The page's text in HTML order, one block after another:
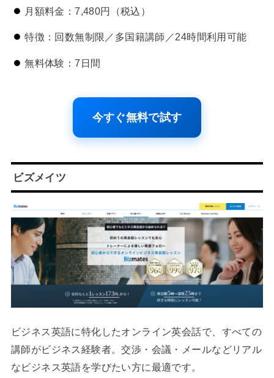
月額料金：7,480円（税込）
特徴：回数無制限／多国籍講師／24時間利用可能
無料体験：7日間
今すぐ無料で試す
ビズメイツ
ビジネス英語に特化したオンライン英会話で、すべての
講師がビジネス経験者。交渉・会議・メールなどリアル
なビジネス英語を学びたい方に最適です。